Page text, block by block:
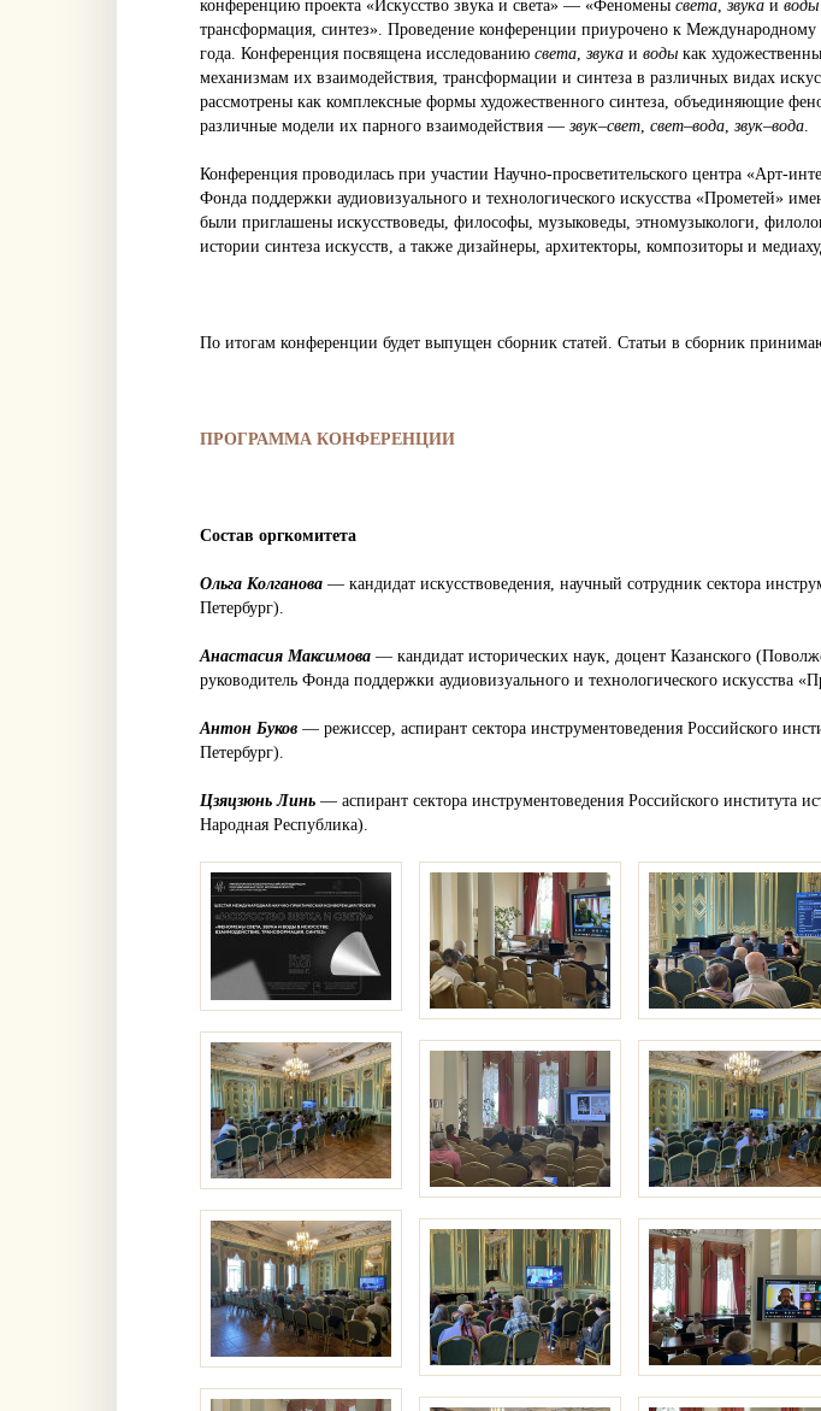
конференцию проекта «Искусство звука и света» — «Феномены света, звука и воды
трансформация, синтез». Проведение конференции приурочено к
года. Конференция посвящена исследованию света, звука и воды как
механизмам их взаимодействия, трансформации и синтеза в различных видах
рассмотрены как комплексные формы художественного синтеза, объединяющие
различные модели их парного взаимодействия — звук–свет, свет–вода, звук–вода.
Конференция проводилась при участии Научно-просветительского центра «Арт-
Фонда поддержки аудиовизуального и технологического искусства «Прометей»
были приглашены искусствоведы, философы, музыковеды, этномузыкологи,
истории синтеза искусств, а также дизайнеры, архитекторы, композиторы и
По итогам конференции будет выпущен сборник статей. Статьи в сборник
ПРОГРАММА КОНФЕРЕНЦИИ
Состав оргкомитета
Ольга Колганова — кандидат искусствоведения, научный сотрудник сектора
Петербург).
Анастасия Максимова — кандидат исторических наук, доцент Казанского
руководитель Фонда поддержки аудиовизуального и технологического искусства
Антон Буков — режиссер, аспирант сектора инструментоведения Российского
Петербург).
Цзяцзюнь Линь — аспирант сектора инструментоведения Российского института
Народная Республика).